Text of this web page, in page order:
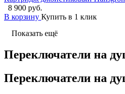
8 900 руб.
В корзину Купить в 1 клик
Показать ещё
Переключатели на
Переключатели на